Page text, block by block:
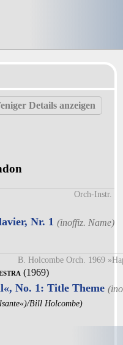
Orch-Instr.
Nr. 1
B. Holcombe Orch. 1969
(1969)
No. 1: Title Theme
Bill Holcombe)